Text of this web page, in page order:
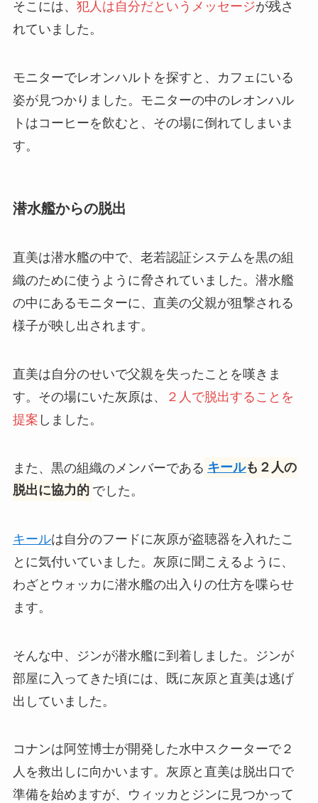
そこには、 犯人は自分だというメッセージが残さ
れていました。
モニターでレオンハルトを探すと、カフェにいる
姿が見つかりました。モニターの中のレオンハル
トはコーヒーを飲むと、その場に倒れてしまいま
す。
潜水艦からの脱出
直美は潜水艦の中で、老若認証システムを黒の組
織のために使うように脅されていました。潜水艦
の中にあるモニターに、直美の父親が狙撃される
様子が映し出されます。
直美は自分のせいで父親を失ったことを嘆きま
す。その場にいた灰原は、
２人で脱出することを
提案 しました。
また、黒の組織のメンバーである キールも２人の
脱出に協力的 でした。
キールは自分のフードに灰原が盗聴器を入れたこ
とに気付いていました。灰原に聞こえるように、
わざとウォッカに潜水艦の出入りの仕方を喋らせ
ます。
そんな中、ジンが潜水艦に到着しました。ジンが
部屋に入ってきた頃には、既に灰原と直美は逃げ
出していました。
コナンは阿笠博士が開発した水中スクーターで２
人を救出しに向かいます。灰原と直美は脱出口で
準備を始めますが、ウィッカとジンに見つかって